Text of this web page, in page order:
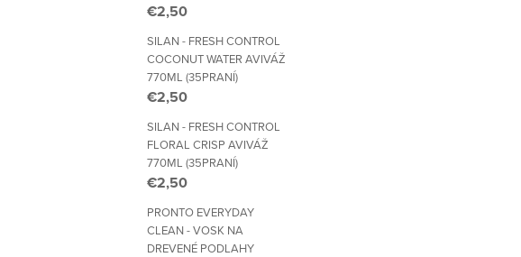
€2,50
SILAN - FRESH CONTROL
COCONUT WATER AVIVÁŽ
770ML (35PRANÍ)
€2,50
SILAN - FRESH CONTROL
FLORAL CRISP AVIVÁŽ
770ML (35PRANÍ)
€2,50
PRONTO EVERYDAY
CLEAN - VOSK NA
DREVENÉ PODLAHY